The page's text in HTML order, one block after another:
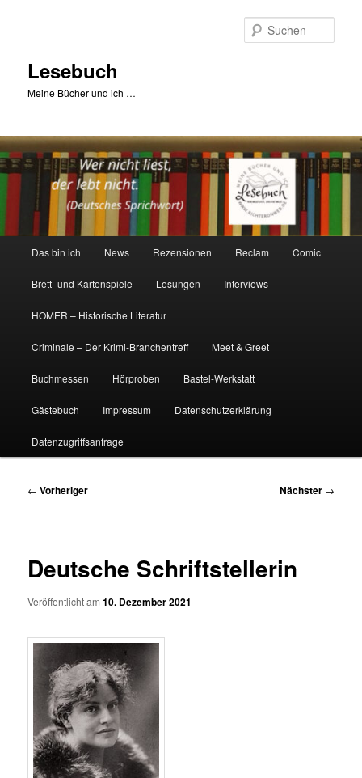
Lesebuch
Meine Bücher und ich …
Das bin ich News Rezensionen Reclam Comic
Brett- und Kartenspiele Lesungen Interviews
HOMER – Historische Literatur
Criminale – Der Krimi-Branchentreff Meet & Greet
Buchmessen Hörproben Bastel-Werkstatt
Gästebuch Impressum Datenschutzerklärung
Datenzugriffsanfrage
Beitragsnavigation
← Vorheriger Nächster →
Deutsche Schriftstellerin
Veröffentlicht am10. Dezember 2021